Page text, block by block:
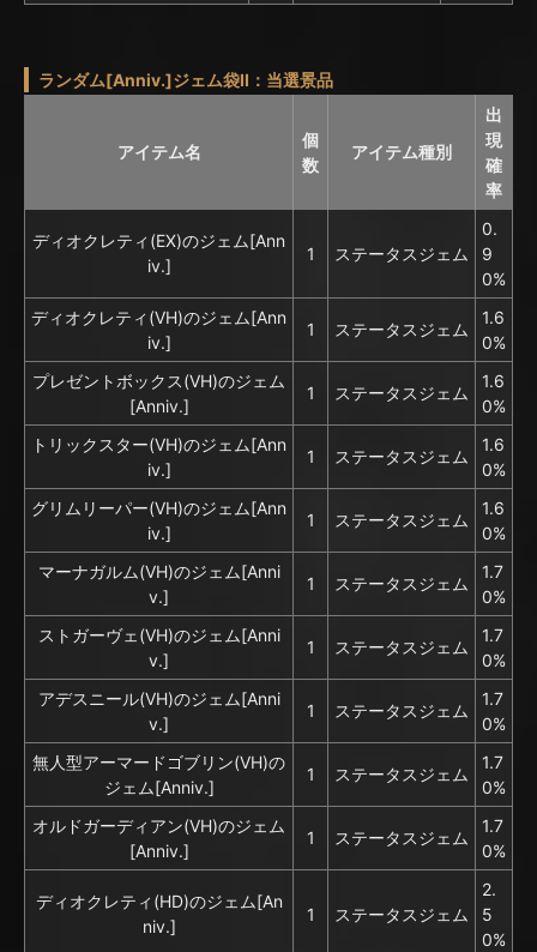
ランダム[Anniv.]ジェム袋II：当選景品
アイテム名
個
数
アイテム種別
出
現
確
率
ディオクレティ(EX)のジェム[Ann
iv.]
1 ステータスジェム
0.
9
0%
ディオクレティ(VH)のジェム[Ann
iv.]
1 ステータスジェム
1.6
0%
プレゼントボックス(VH)のジェム
[Anniv.]
1 ステータスジェム
1.6
0%
トリックスター(VH)のジェム[Ann
iv.]
1 ステータスジェム
1.6
0%
グリムリーパー(VH)のジェム[Ann
iv.]
1 ステータスジェム
1.6
0%
マーナガルム(VH)のジェム[Anni
v.]
1 ステータスジェム
1.7
0%
ストガーヴェ(VH)のジェム[Anni
v.]
1 ステータスジェム
1.7
0%
アデスニール(VH)のジェム[Anni
v.]
1 ステータスジェム
1.7
0%
無人型アーマードゴブリン(VH)の
ジェム[Anniv.]
1 ステータスジェム
1.7
0%
オルドガーディアン(VH)のジェム
[Anniv.]
1 ステータスジェム
1.7
0%
ディオクレティ(HD)のジェム[An
niv.]
1 ステータスジェム
2.
5
0%